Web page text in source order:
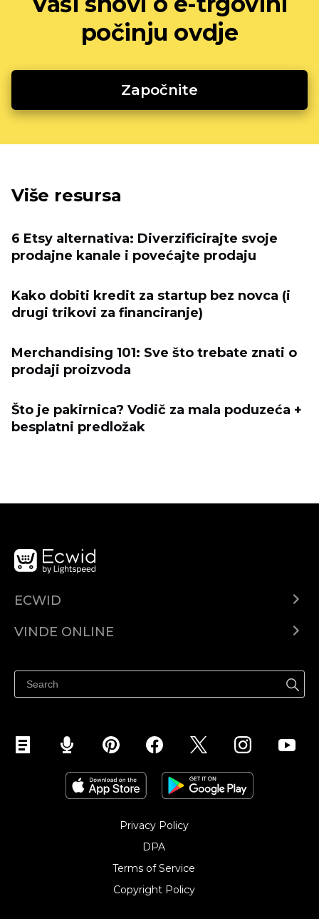
počinju ovdje
Započnite
Više resursa
6 Etsy alternativa: Diverzificirajte svoje
prodajne kanale i povećajte prodaju
Kako dobiti kredit za startup bez novca (i
drugi trikovi za financiranje)
Merchandising 101: Sve što trebate znati o
prodaji proizvoda
Što je pakirnica? Vodič za mala poduzeća +
besplatni predložak
ECWID
Prețuri
VINDE ONLINE
Vinde pe Facebook
Vinde pe Instagram
Privacy Policy
DPA
Terms of Service
Copyright Policy‎